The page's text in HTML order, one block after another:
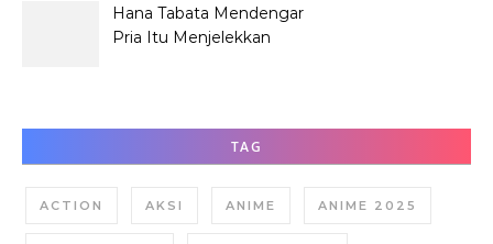
Hana Tabata Mendengar
Pria Itu Menjelekkan
TAG
ACTION AKSI ANIME ANIME 2025